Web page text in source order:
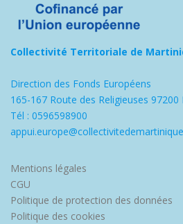
Collectivité Territoriale de
Direction des Fonds Européens
165-167 Route des Religieuses
Tél : 0596598900
Mentions légales
CGU
Politique de protection des données
Politique des cookies